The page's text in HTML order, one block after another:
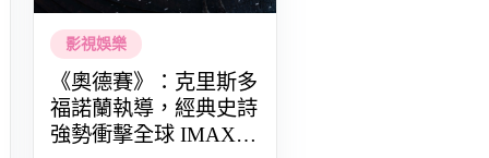
影視娛樂
《奧德賽》：克里斯多
福諾蘭執導，經典史詩
強勢衝擊全球 IMAX